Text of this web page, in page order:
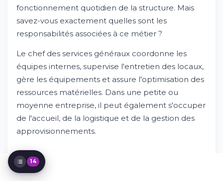
généraux
Les secteurs d'activité qui recrutent
Les compétences comportementales
Les évolutions de carrière possibles
Les défis actuels du métier
Le profil général d'un bon responsable des
services généraux
Avantages et inconvénients du métier
Comment développer ses compétences
en services généraux
Tendances nationales et internationales
14
fonctionnement quotidien de la structure. Mais
savez-vous exactement quelles sont les
responsabilités associées à ce métier ?
Le chef des services généraux coordonne les
équipes internes, supervise l'entretien des locaux,
gère les équipements et assure l'optimisation des
ressources matérielles. Dans une petite ou
moyenne entreprise, il peut également s'occuper
de l'accueil, de la logistique et de la gestion des
approvisionnements.